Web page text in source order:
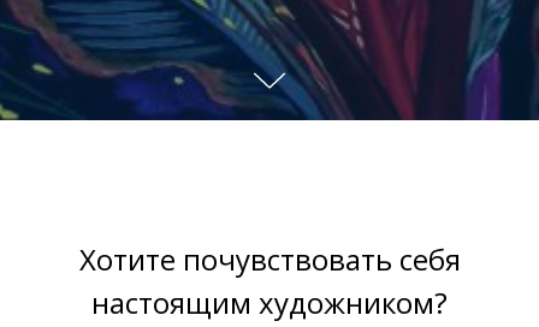
Хотите почувствовать себя
настоящим художником?